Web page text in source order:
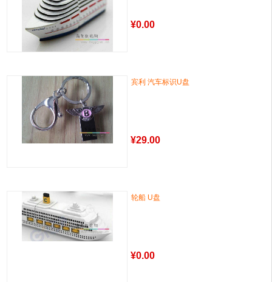
¥0.00
宾利 汽车标识U盘
¥29.00
轮船 U盘
¥0.00